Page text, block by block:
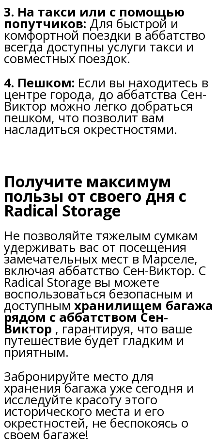
3. На такси или с помощью
попутчиков: Для быстрой и
комфортной поездки в аббатство
всегда доступны услуги такси и
совместных поездок.
4. Пешком: Если вы находитесь в
центре города, до аббатства Сен-
Виктор можно легко добраться
пешком, что позволит вам
насладиться окрестностями.
Получите максимум
пользы от своего дня с
Radical Storage
Не позволяйте тяжелым сумкам
удерживать вас от посещения
замечательных мест в Марселе,
включая аббатство Сен-Виктор. С
Radical Storage вы можете
воспользоваться безопасным и
доступным хранилищем багажа
рядом с аббатством Сен-
Виктор , гарантируя, что ваше
путешествие будет гладким и
приятным.
Забронируйте место для
хранения багажа уже сегодня и
исследуйте красоту этого
исторического места и его
окрестностей, не беспокоясь о
своем багаже!